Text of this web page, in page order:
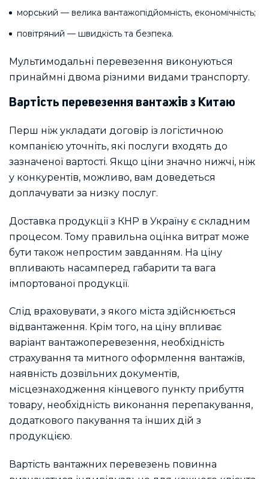
морський — велика вантажопідйомність, економічність;
повітряний — швидкість та безпека.
Мультимодальні перевезення виконуються
принаймні двома різними видами транспорту.
Вартість перевезення вантажів з Китаю
Перш ніж укладати договір із логістичною
компанією уточніть, які послуги входять до
зазначеної вартості. Якщо ціни значно нижчі, ніж
у конкурентів, можливо, вам доведеться
доплачувати за низку послуг.
Доставка продукції з КНР в Україну є складним
процесом. Тому правильна оцінка витрат може
бути також непростим завданням. На ціну
впливають насамперед габарити та вага
імпортованої продукції.
Слід враховувати, з якого міста здійснюється
відвантаження. Крім того, на ціну впливає
варіант вантажоперевезення, необхідність
страхування та митного оформлення вантажів,
наявність дозвільних документів,
місцезнаходження кінцевого пункту прибуття
товару, необхідність виконання перепакування,
додаткового пакування та інших дій з
продукцією.
Вартість вантажних перевезень повинна